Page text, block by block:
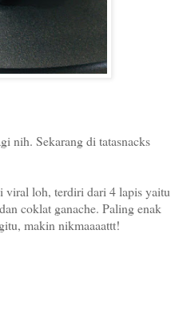
nih. Sekarang di tatasnacks
viral loh, terdiri dari 4 lapis yaitu
coklat ganache. Paling enak
makin nikmaaaattt!